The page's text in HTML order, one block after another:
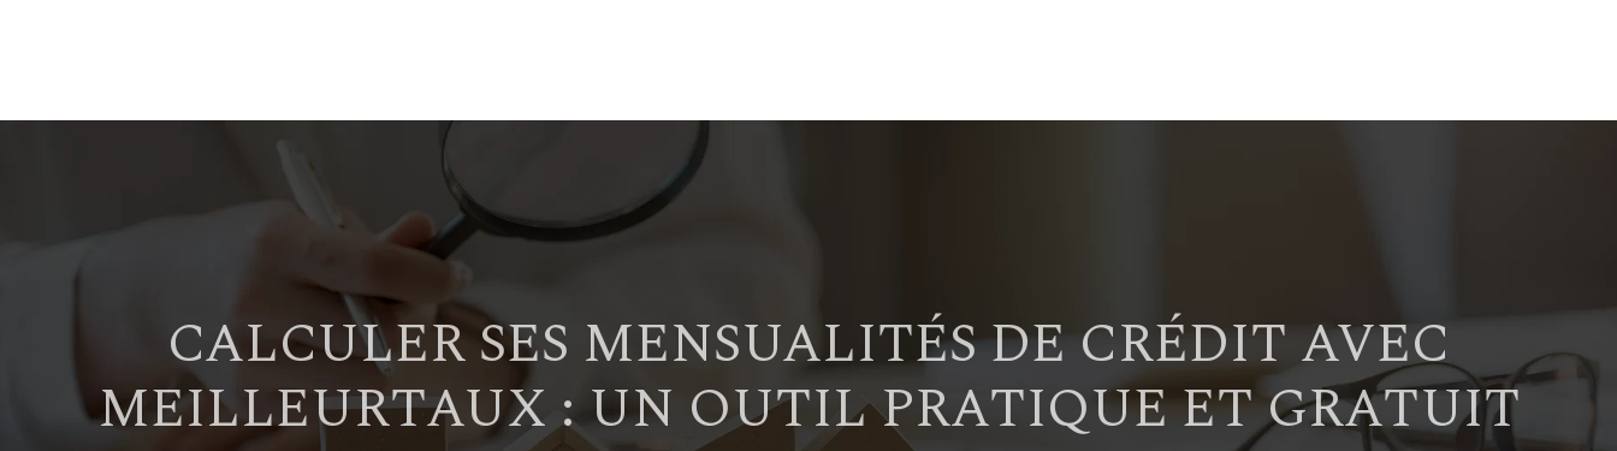
CALCULER SES MENSUALITÉS DE CRÉDIT AVEC
MEILLEURTAUX : UN OUTIL PRATIQUE ET GRATUIT